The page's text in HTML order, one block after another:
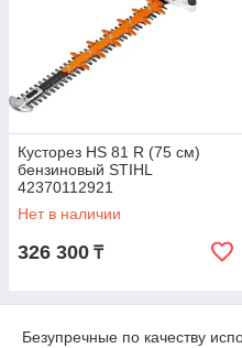
Кусторез HS 81 R (75 см)
бензиновый STIHL
42370112921
Нет в наличии
326 300 ₸
Безупречные по качеству